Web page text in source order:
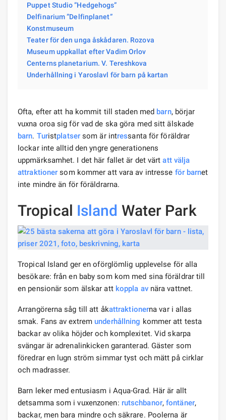
Puppet Studio ”Hedgehogs”
Delfinarium ”Delfinplanet”
Konstmuseum
Teater för den unga åskådaren. Rozova
Museum uppkallat efter Vadim Orlov
Centerns planetarium. V. Tereshkova
Underhållning i Yaroslavl för barn på kartan
Ofta, efter att ha kommit till staden med barn, börjar
vuxna oroa sig för vad de ska göra med sitt älskade
barn. Turistplatsersom är intressanta för föräldrar
lockar inte alltid den yngre generationens
uppmärksamhet. I det här fallet är det värtatt välja
attraktioner som kommer att vara av intresse för barnet
inte mindre än för föräldrarna.
Tropical Island Water Park
Tropical Island ger en oförglömlig upplevelse för alla
besökare: från en baby som kom med sina föräldrar till
en pensionär som älskar att koppla avnära vattnet.
Arrangörerna såg till att åkattraktionerna var i allas
smak. Fans av extremunderhållning kommer att testa
backar av olika höjder och komplexitet. Vid skarpa
svängar är adrenalinkicken garanterad. Gäster som
föredrar en lugn ström simmar tyst och mätt på cirklar
och madrasser.
Barn leker med entusiasm i Aqua-Grad. Här är allt
detsamma som i vuxenzonen: rutschbanor,fontäner,
backar, men bara mindre och säkrare. Poolerna är